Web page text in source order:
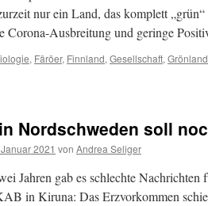
nur ein Land, das komplett
Corona-Ausbreitung und geringe
, Färöer, Finnland, Gesellschaft, Grönland
Nordschweden soll
2021 von Andrea Seliger
Jahren gab es schlechte Nachrichten
in Kiruna: Das Erzvorkommen